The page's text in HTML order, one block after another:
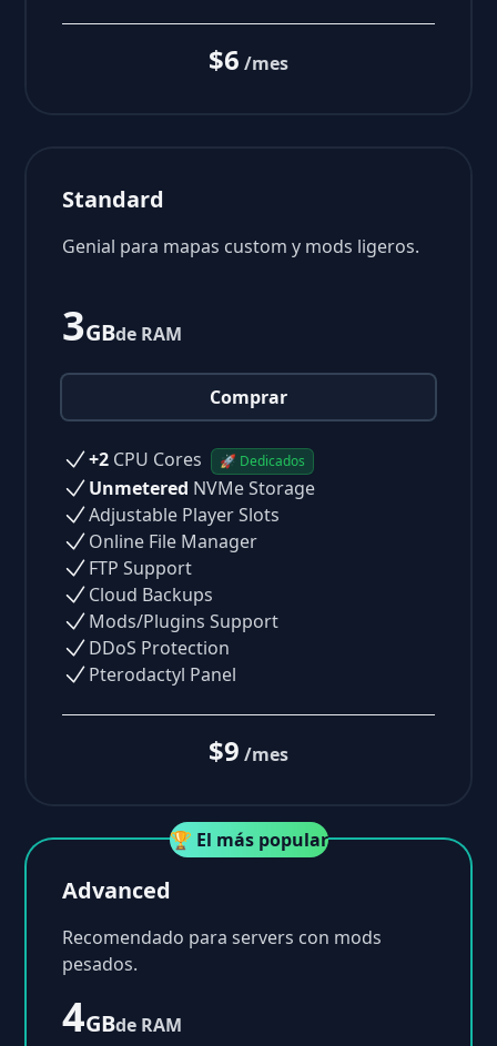
$6 /mes
Standard
Genial para mapas custom y mods ligeros.
3GBde RAM
Comprar
+2 CPU Cores 🚀 Dedicados
Unmetered NVMe Storage
Adjustable Player Slots
Online File Manager
FTP Support
Cloud Backups
Mods/Plugins Support
DDoS Protection
Pterodactyl Panel
$9 /mes
🏆 El más popular
Advanced
Recomendado para servers con mods
pesados.
4GBde RAM